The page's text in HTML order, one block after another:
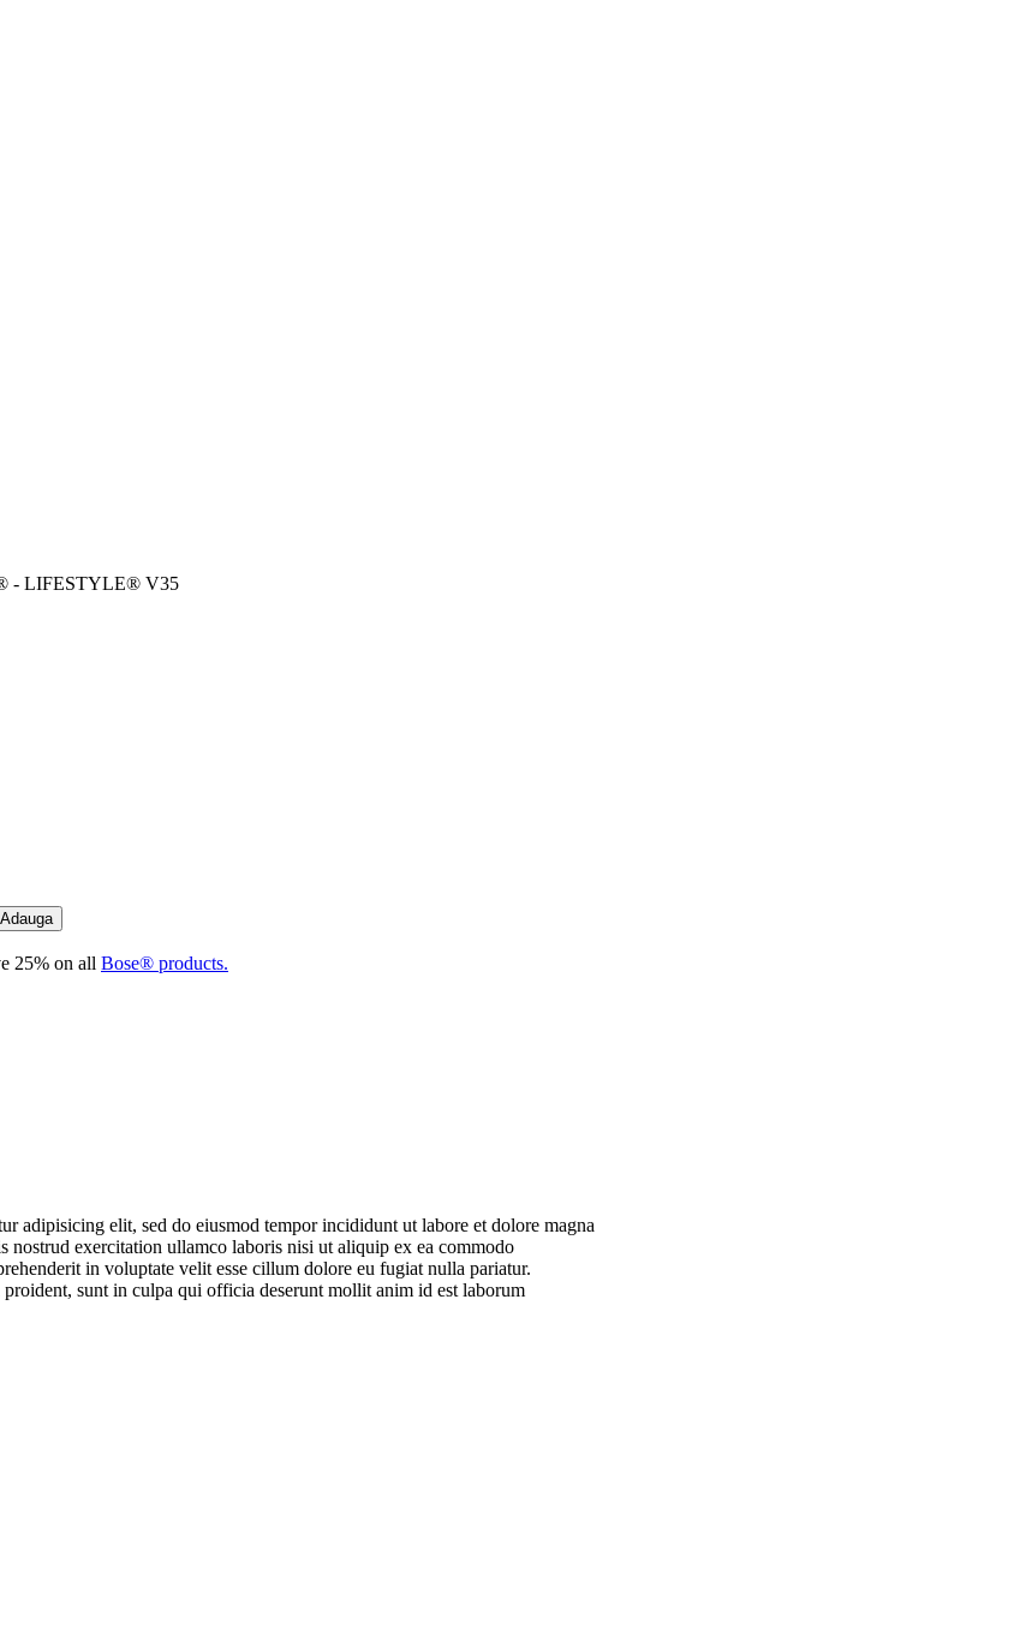
- LIFESTYLE® V35
25% on all Bose® products.
adipisicing elit, sed do eiusmod tempor incididunt ut labore et dolore magna
nostrud exercitation ullamco laboris nisi ut aliquip ex ea commodo
in voluptate velit esse cillum dolore eu fugiat nulla pariatur.
sunt in culpa qui officia deserunt mollit anim id est laborum